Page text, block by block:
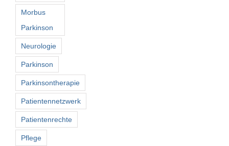
Morbus
Parkinson
Neurologie
Parkinson
Parkinsontherapie
Patientennetzwerk
Patientenrechte
Pflege